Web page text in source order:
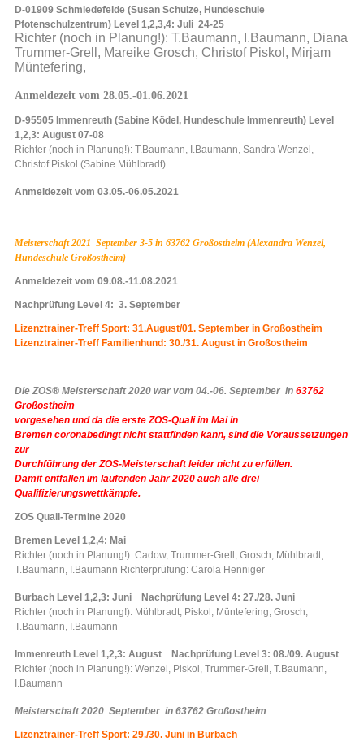
D-01909 Schmiedefelde (Susan Schulze, Hundeschule
Pfotenschulzentrum) Level 1,2,3,4: Juli 24-25
Richter (noch in Planung!): T.Baumann, I.Baumann, Diana
Trummer-Grell, Mareike Grosch, Christof Piskol, Mirjam
Müntefering,
Anmeldezeit vom 28.05.-01.06.2021
D-95505 Immenreuth (Sabine Ködel, Hundeschule Immenreuth) Level
1,2,3: August 07-08
Richter (noch in Planung!): T.Baumann, I.Baumann, Sandra Wenzel,
Christof Piskol (Sabine Mühlbradt)
Anmeldezeit vom 03.05.-06.05.2021
Meisterschaft 2021 September 3-5 in 63762 Großostheim (Alexandra Wenzel,
Hundeschule Großostheim)
Anmeldezeit vom 09.08.-11.08.2021
Nachprüfung Level 4: 3. September
Lizenztrainer-Treff Sport: 31.August/01. September in Großostheim
Lizenztrainer-Treff Familienhund: 30./31. August in Großostheim
Die ZOS® Meisterschaft 2020 war vom 04.-06. September in 63762
Großostheim
vorgesehen und da die erste ZOS-Quali im Mai in
Bremen coronabedingt nicht stattfinden kann, sind die Voraussetzungen
zur
Durchführung der ZOS-Meisterschaft leider nicht zu erfüllen.
Damit entfallen im laufenden Jahr 2020 auch alle drei
Qualifizierungswettkämpfe.
ZOS Quali-Termine 2020
Bremen Level 1,2,4: Mai
Richter (noch in Planung!): Cadow, Trummer-Grell, Grosch, Mühlbradt,
T.Baumann, I.Baumann Richterprüfung: Carola Henniger
Burbach Level 1,2,3: Juni Nachprüfung Level 4: 27./28. Juni
Richter (noch in Planung!): Mühlbradt, Piskol, Müntefering, Grosch,
T.Baumann, I.Baumann
Immenreuth Level 1,2,3: August Nachprüfung Level 3: 08./09. August
Richter (noch in Planung!): Wenzel, Piskol, Trummer-Grell, T.Baumann,
I.Baumann
Meisterschaft 2020 September in 63762 Großostheim
Lizenztrainer-Treff Sport: 29./30. Juni in Burbach